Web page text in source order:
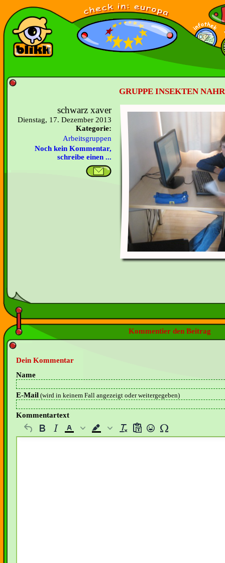
GRUPPE INSEKTEN
schwarz xaver
Dienstag, 17. Dezember 2013
Kategorie:
Arbeitsgruppen
Noch kein Kommentar,
schreibe einen ...
Kommentier den Beitrag
Dein Kommentar
Name
E-Mail (wird in keinem Fall angezeigt oder weitergegeben)
Kommentartext